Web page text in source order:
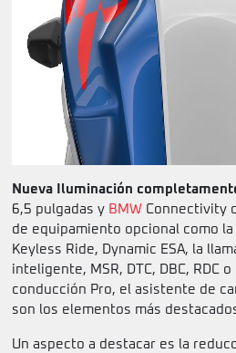
Nueva Iluminación
6,5 pulgadas y BMW Connectivity
de equipamiento opcional como
Keyless Ride, Dynamic ESA, la
inteligente, MSR, DTC, DBC, RDC
conducción Pro, el asistente de
son los elementos más
Un aspecto a destacar es la